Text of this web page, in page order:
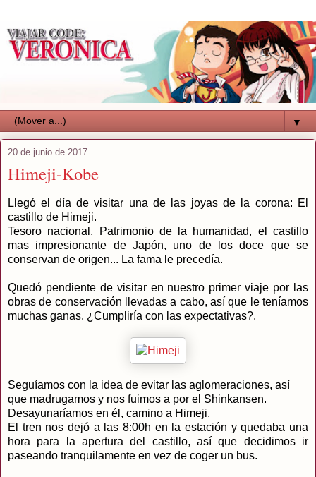
▼
20 de junio de 2017
Himeji-Kobe
Llegó el día de visitar una de las joyas de la corona: El
castillo de Himeji.
Tesoro nacional, Patrimonio de la humanidad, el castillo
mas impresionante de Japón, uno de los doce que se
conservan de origen... La fama le precedía.
Quedó pendiente de visitar en nuestro primer viaje por las
obras de conservación llevadas a cabo, así que le teníamos
muchas ganas. ¿Cumpliría con las expectativas?.
Seguíamos con la idea de evitar las aglomeraciones, así
que madrugamos y nos fuimos a por el Shinkansen.
Desayunaríamos en él, camino a Himeji.
El tren nos dejó a las 8:00h en la estación y quedaba una
hora para la apertura del castillo, así que decidimos ir
paseando tranquilamente en vez de coger un bus.